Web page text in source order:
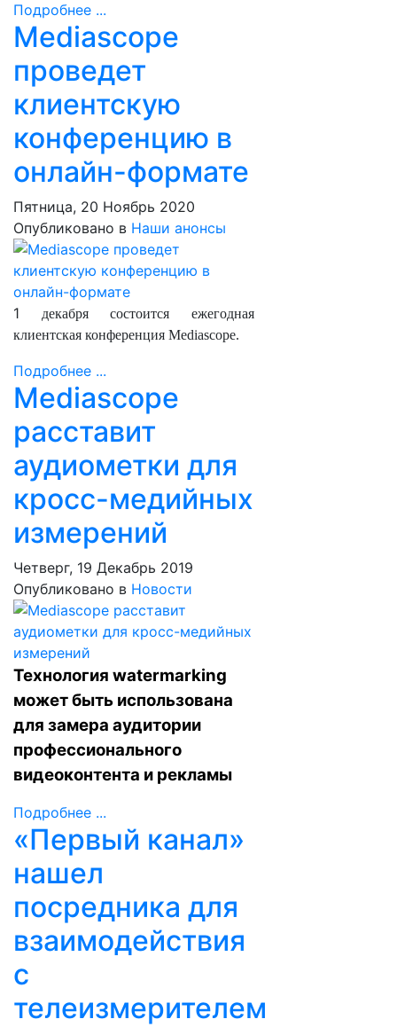
Подробнее ...
Mediascope
проведет
клиентскую
конференцию в
онлайн-формате
Пятница, 20 Ноябрь 2020
Опубликовано в Наши анонсы
1 декабря состоится ежегодная
клиентская конференция Mediascope.
Подробнее ...
Mediascope
расставит
аудиометки для
кросс-медийных
измерений
Четверг, 19 Декабрь 2019
Опубликовано в Новости
Технология watermarking
может быть использована
для замера аудитории
профессионального
видеоконтента и рекламы
Подробнее ...
«Первый канал»
нашел
посредника для
взаимодействия
с
телеизмерителем